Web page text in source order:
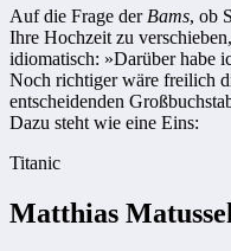
Auf die Frage der Bams, ob
Ihre Hochzeit zu
idiomatisch: »Darüber habe
Noch richtiger wäre freilich
entscheidenden
Dazu steht wie eine Eins:
Titanic
Matthias